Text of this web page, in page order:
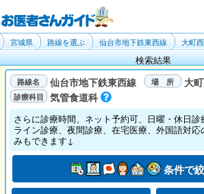
宮城県 路線を選ぶ 仙台市地下鉄東西線 大町
検索結果
仙台市地下鉄東西線
大
気管食道科
さらに診療時間、ネット予約可、日曜・休日診
ライン診療、夜間診療、在宅医療、外国語対応
みもできます↓
条件で